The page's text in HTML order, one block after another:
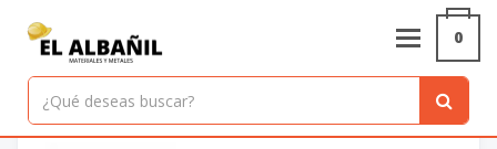
0
Inicio